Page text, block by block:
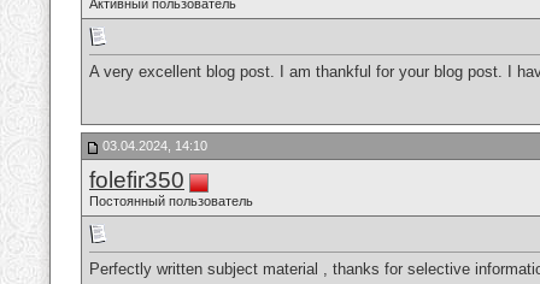
Активный пользователь
A very excellent blog post. I am thankful for your blog post. I
03.04.2024, 14:10
folefir350
Постоянный пользователь
Perfectly written subject material , thanks for selective